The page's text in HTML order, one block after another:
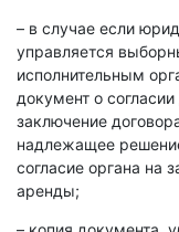
– в случае если
управляется
исполнительным
документ о
заключение
надлежащее
согласие органа на
аренды;